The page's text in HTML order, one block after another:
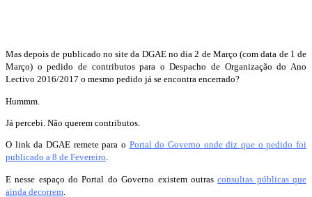
Mas depois de publicado no site da DGAE no dia 2 de Março (com data de 1 de
Março) o pedido de contributos para o Despacho de Organização do Ano
Lectivo 2016/2017 o mesmo pedido já se encontra encerrado?
Hummm.
Já percebi. Não querem contributos.
O link da DGAE remete para o Portal do Governo onde diz que o pedido foi
publicado a 8 de Fevereiro.
E nesse espaço do Portal do Governo existem outrasconsultas públicas que
ainda decorrem